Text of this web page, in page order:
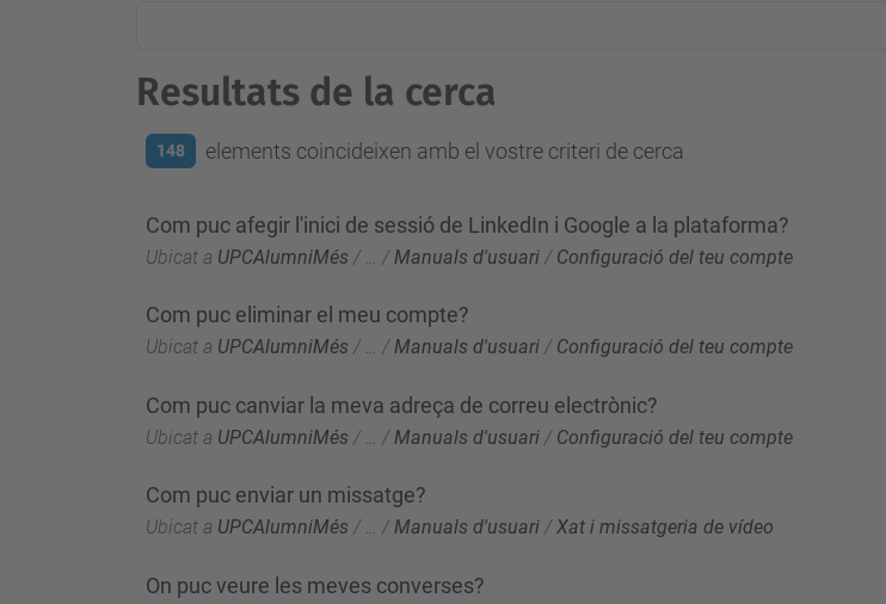
Resultats de la cerca
148 elements coincideixen amb el vostre criteri de cerca
Com puc afegir l'inici de sessió de LinkedIn i Google a la plataforma?
Ubicat a UPCAlumniMés / / Manuals d'usuari / Configuració del teu compte
Com puc eliminar el meu compte?
Ubicat a UPCAlumniMés / … /Manuals d'usuari / Configuració del teu compte
Com puc canviar la meva adreça de correu electrònic?
Ubicat a UPCAlumniMés / / Manuals d'usuari / Configuració del teu compte
Com puc enviar un missatge?
Ubicat a UPCAlumniMés / … /Manuals d'usuari /Xat i missatgeria de vídeo
On puc veure les meves converses?